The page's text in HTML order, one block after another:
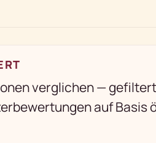
verglichen —
auf Basis